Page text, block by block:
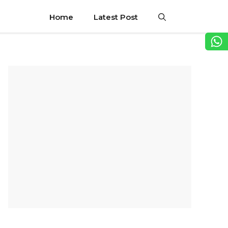
Home Latest Post